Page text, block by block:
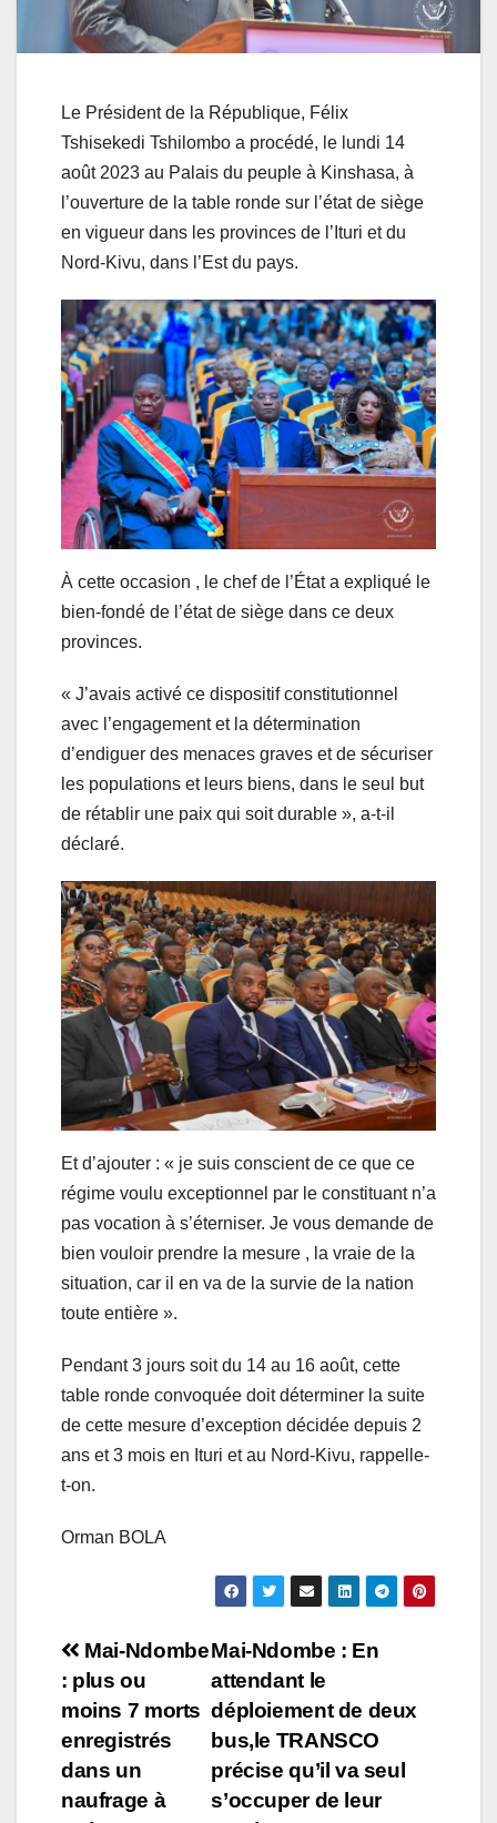
Le Président de la République, Félix
Tshisekedi Tshilombo a procédé, le lundi 14
août 2023 au Palais du peuple à Kinshasa, à
l’ouverture de la table ronde sur l’état de siège
en vigueur dans les provinces de l’Ituri et du
Nord-Kivu, dans l’Est du pays.
À cette occasion , le chef de l’État a expliqué le
bien-fondé de l’état de siège dans ce deux
provinces.
« J’avais activé ce dispositif constitutionnel
avec l’engagement et la détermination
d’endiguer des menaces graves et de sécuriser
les populations et leurs biens, dans le seul but
de rétablir une paix qui soit durable », a-t-il
déclaré.
Et d’ajouter : « je suis conscient de ce que ce
régime voulu exceptionnel par le constituant n’a
pas vocation à s’éterniser. Je vous demande de
bien vouloir prendre la mesure , la vraie de la
situation, car il en va de la survie de la nation
toute entière ».
Pendant 3 jours soit du 14 au 16 août, cette
table ronde convoquée doit déterminer la suite
de cette mesure d’exception décidée depuis 2
ans et 3 mois en Ituri et au Nord-Kivu, rappelle-
t-on.
Orman BOLA
Navigation
de
l’article
Mai-Ndombe : En
attendant le
déploiement de deux
bus,le TRANSCO
précise qu’il va seul
s’occuper de leur
Mai-Ndombe
: plus ou
moins 7 morts
enregistrés
dans un
naufrage à